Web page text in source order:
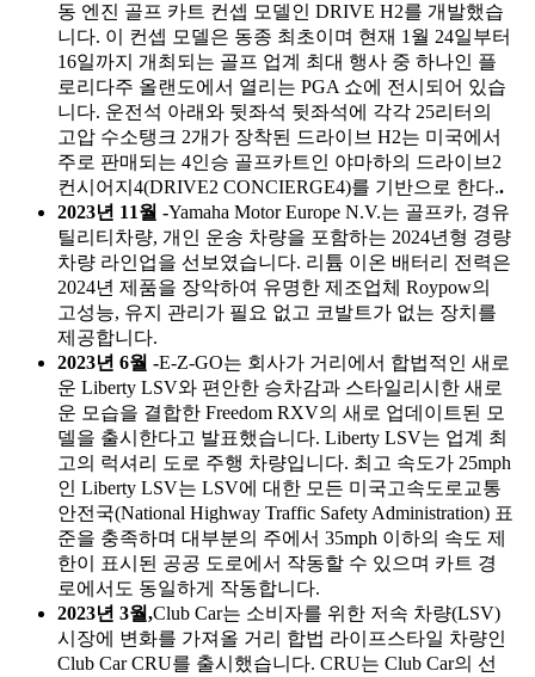
동 엔진 골프 카트 컨셉 모델인 DRIVE H2를 개발했습
니다. 이 컨셉 모델은 동종 최초이며 현재 1월 24일부터
16일까지 개최되는 골프 업계 최대 행사 중 하나인 플
로리다주 올랜도에서 열리는 PGA 쇼에 전시되어 있습
니다. 운전석 아래와 뒷좌석 뒷좌석에 각각 25리터의
고압 수소탱크 2개가 장착된 드라이브 H2는 미국에서
주로 판매되는 4인승 골프카트인 야마하의 드라이브2
컨시어지4(DRIVE2 CONCIERGE4)를 기반으로 한다..
2023년 11월 -Yamaha Motor Europe N.V.는 골프카, 경유
틸리티차량, 개인 운송 차량을 포함하는 2024년형 경량
차량 라인업을 선보였습니다. 리튬 이온 배터리 전력은
2024년 제품을 장악하여 유명한 제조업체 Roypow의
고성능, 유지 관리가 필요 없고 코발트가 없는 장치를
제공합니다.
2023년 6월 -E-Z-GO는 회사가 거리에서 합법적인 새로
운 Liberty LSV와 편안한 승차감과 스타일리시한 새로
운 모습을 결합한 Freedom RXV의 새로 업데이트된 모
델을 출시한다고 발표했습니다. Liberty LSV는 업계 최
고의 럭셔리 도로 주행 차량입니다. 최고 속도가 25mph
인 Liberty LSV는 LSV에 대한 모든 미국고속도로교통
안전국(National Highway Traffic Safety Administration) 표
준을 충족하며 대부분의 주에서 35mph 이하의 속도 제
한이 표시된 공공 도로에서 작동할 수 있으며 카트 경
로에서도 동일하게 작동합니다.
2023년 3월,Club Car는 소비자를 위한 저속 차량(LSV)
시장에 변화를 가져올 거리 합법 라이프스타일 차량인
Club Car CRU를 출시했습니다. CRU는 Club Car의 선